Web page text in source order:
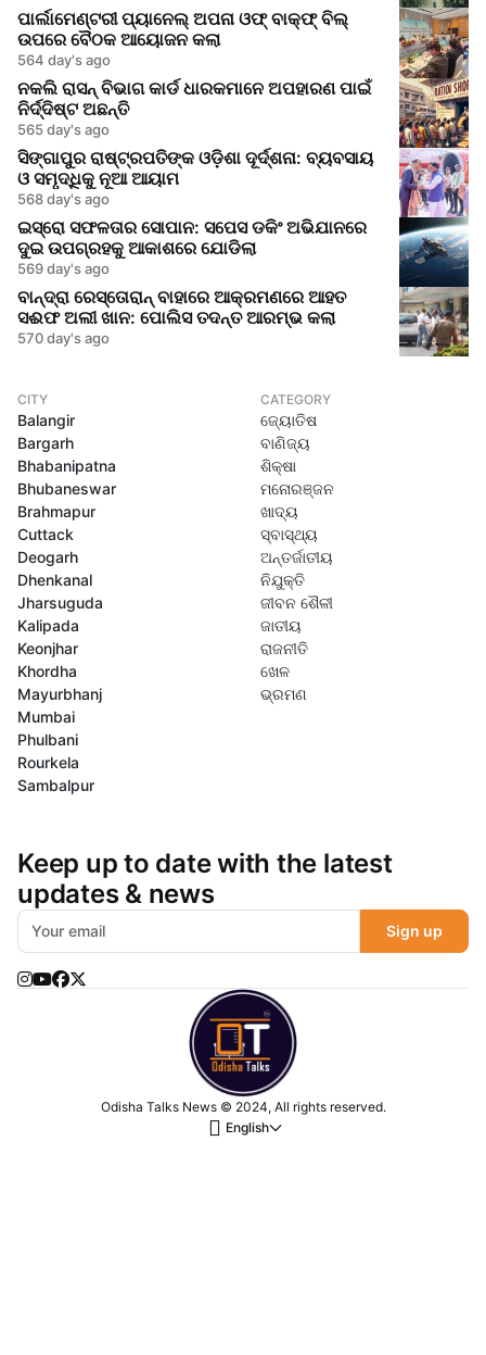
ପାର୍ଲାମେଣ୍ଟରୀ ପ୍ୟାନେଲ୍ ଅପନା ଓଫ୍ ବାକ୍ଫ୍ ବିଲ୍
ଉପରେ ବୈଠକ ଆୟୋଜନ କଲା
564 day's ago
ନକଲି ରାସନ୍ ବିଭାଗ କାର୍ଡ ଧାରକମାନେ ଅପହାରଣ ପାଇଁ
ନିର୍ଦ୍ଦିଷ୍ଟ ଅଛନ୍ତି
565 day's ago
ସିଙ୍ଗାପୁର ରାଷ୍ଟ୍ରପତିଙ୍କ ଓଡ଼ିଶା ଦୂର୍ଦ୍ଶନା: ବ୍ୟବସାୟ
ଓ ସମୃଦ୍ଧିକୁ ନୂଆ ଆୟାମ
568 day's ago
ଇସ୍ରୋ ସଫଳତାର ସୋପାନ: ସପେସ ଡକିଂ ଅଭିଯାନରେ
ଦୁଇ ଉପଗ୍ରହକୁ ଆକାଶରେ ଯୋଡିଲା
569 day's ago
ବାନ୍ଦ୍ରା ରେସ୍ତୋରାନ୍ ବାହାରେ ଆକ୍ରମଣରେ ଆହତ
ସଈଫ ଅଲୀ ଖାନ: ପୋଲିସ ତଦନ୍ତ ଆରମ୍ଭ କଲା
570 day's ago
CITY
Balangir
Bargarh
Bhabanipatna
Bhubaneswar
Brahmapur
Cuttack
Deogarh
Dhenkanal
Jharsuguda
Kalipada
Keonjhar
Khordha
Mayurbhanj
Mumbai
Phulbani
Rourkela
Sambalpur
CATEGORY
ଜ୍ୟୋତିଷ
ବାଣିଜ୍ୟ
ଶିକ୍ଷା
ମନୋରଞ୍ଜନ
ଖାଦ୍ୟ
ସ୍ବାସ୍ଥ୍ୟ
ଅନ୍ତର୍ଜାତୀୟ
ନିଯୁକ୍ତି
ଜୀବନ ଶୈଳୀ
ଜାତୀୟ
ରାଜନୀତି
ଖେଳ
ଭ୍ରମଣ
Keep up to date with the latest
updates & news
Sign up
Odisha Talks News © 2024, All rights reserved.
English